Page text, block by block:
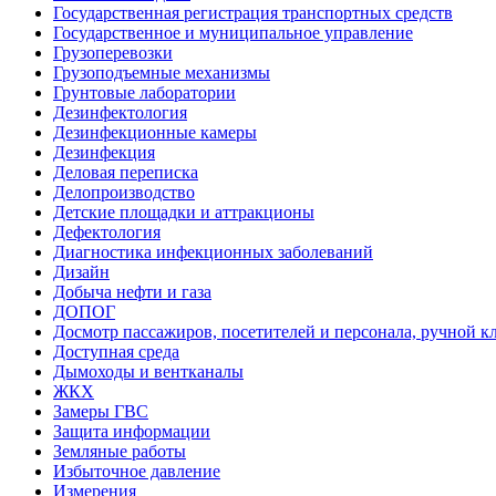
Государственная регистрация транспортных средств
Государственное и муниципальное управление
Грузоперевозки
Грузоподъемные механизмы
Грунтовые лаборатории
Дезинфектология
Дезинфекционные камеры
Дезинфекция
Деловая переписка
Делопроизводство
Детские площадки и аттракционы
Дефектология
Диагностика инфекционных заболеваний
Дизайн
Добыча нефти и газа
ДОПОГ
Досмотр пассажиров, посетителей и персонала, ручной
Доступная среда
Дымоходы и вентканалы
ЖКХ
Замеры ГВС
Защита информации
Земляные работы
Избыточное давление
Измерения